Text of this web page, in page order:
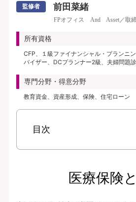
線治療給付金特約 5万円(外来手術給付割合：
き、保険料払込免除特約なし、初期入院10日給
無制限延長特則付き | | 保険期間：終身（総合先
払込期間：終身（総合先進医療特約は10年
2025-0355 2月17日(280217)
無料で相談予約
資料請求
監修者 前田菜緒
FPオフィス And Asset／取
所有資格
CFP、１級ファイナンシャル・プランニ
バイザー、DCプランナー2級、夫婦問題
専門分野・得意分野
教育資金、資産形成、保険、住宅ローン
目次
医療保険